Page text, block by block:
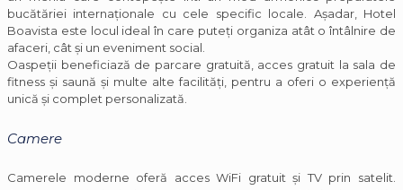
bucătăriei internaționale cu cele specific locale. Așadar, Hotel
Boavista este locul ideal în care puteți organiza atât o întâlnire de
afaceri, cât și un eveniment social.
Oaspeții beneficiază de parcare gratuită, acces gratuit la sala de
fitness și saună și multe alte facilități, pentru a oferi o experiență
unică și complet personalizată.
Camere
Camerele moderne oferă acces WiFi gratuit şi TV prin satelit.